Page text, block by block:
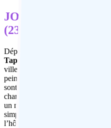
JOUR 6: Gopalpur
(235 Km, environ
Départ en direction de
Taptapani
, où se trouvent des
villes et villages
peinture et à l’artisanat. Les
sont les arbres et les animaux.
chamanique et croient
un motif de culte. Repas pique
simple. Continuation vers
l’hôtel. Dîner et nuit.